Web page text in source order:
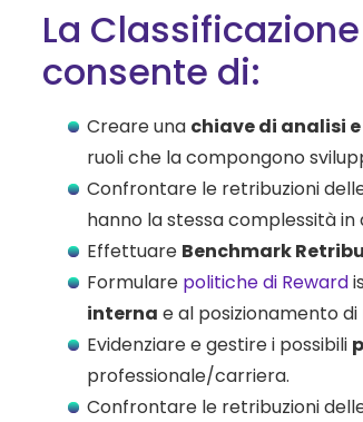
La
consente di:
Creare una chiave di analisi
ruoli che la compongono
Confrontare le retribuzioni
hanno la stessa complessità in
Effettuare Benchmark
Formulare politiche di Reward
interna e al posizionamento
Evidenziare e gestire i possibili
professionale/carriera.
Confrontare le retribuzioni